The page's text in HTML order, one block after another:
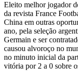
Eleito melhor jogador
da revista France
China em outras
ano, pela seleção
Germain e ser
causou alvoroço no
no minuto inicial da
vitória por 2 a 0 sobre